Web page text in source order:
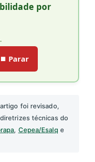
por
⏹️ Parar
foi revisado,
técnicas do
, Cepea/Esalq e